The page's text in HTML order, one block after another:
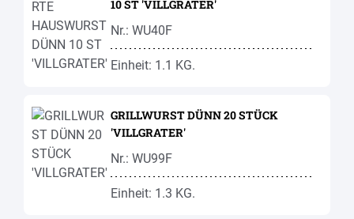
10 ST 'VILLGRATER'
Nr.: WU40F
Einheit: 1.1 KG.
GRILLWURST DÜNN 20 STÜCK
'VILLGRATER'
Nr.: WU99F
Einheit: 1.3 KG.